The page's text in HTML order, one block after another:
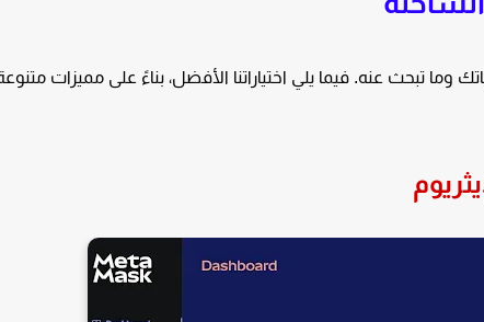
تبحث عنه. فيما يلي اختياراتنا الأفضل، بناءً على مميزات